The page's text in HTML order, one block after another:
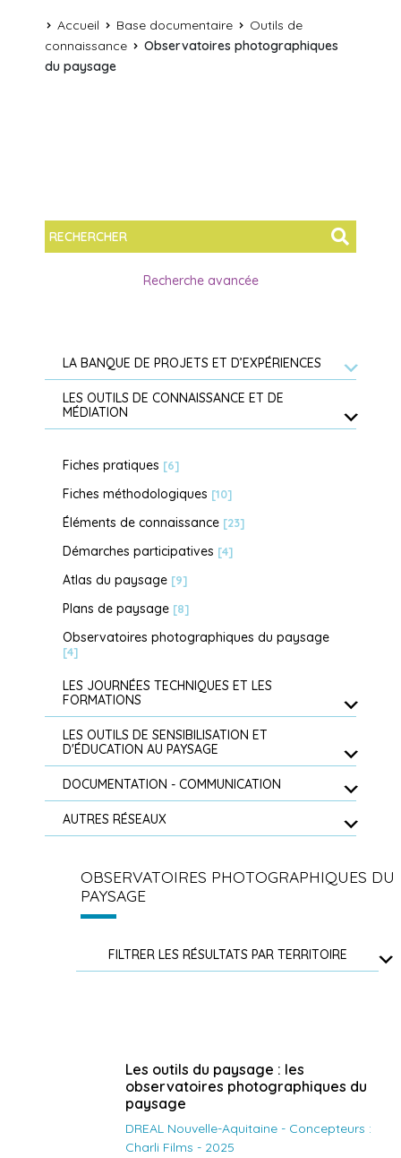
Accueil Base documentaire
Outils de
connaissance
Observatoires photographiques
du paysage
Recherche avancée
LA BANQUE DE PROJETS ET D’EXPÉRIENCES
LES OUTILS DE CONNAISSANCE ET DE
MÉDIATION
Fiches pratiques [6]
Fiches méthodologiques [10]
Éléments de connaissance [23]
Démarches participatives [4]
Atlas du paysage [9]
Plans de paysage [8]
Observatoires photographiques du paysage
[4]
LES JOURNÉES TECHNIQUES ET LES
FORMATIONS
LES OUTILS DE SENSIBILISATION ET
D'ÉDUCATION AU PAYSAGE
DOCUMENTATION - COMMUNICATION
AUTRES RÉSEAUX
OBSERVATOIRES PHOTOGRAPHIQUES DU
PAYSAGE
FILTRER LES RÉSULTATS PAR TERRITOIRE
Les outils du paysage : les
observatoires photographiques du
paysage
DREAL Nouvelle-Aquitaine - Concepteurs :
Charli Films - 2025